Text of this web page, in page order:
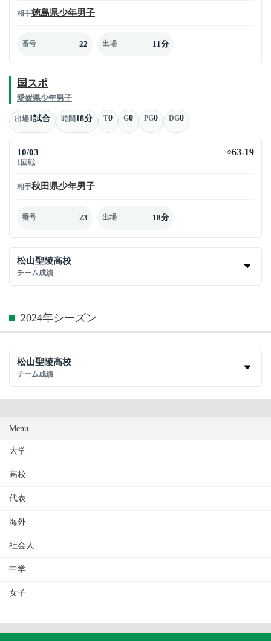
相手徳島県少年男子
番号 22 出場 11分
国スポ
愛媛県少年男子
出場1試合 時間18分 T0 G0 PG0 DG0
10/03
1回戦
○63-19
相手秋田県少年男子
番号 23 出場 18分
松山聖陵高校
チーム成績
2024年シーズン
松山聖陵高校
チーム成績
Menu
大学
高校
代表
海外
社会人
中学
女子